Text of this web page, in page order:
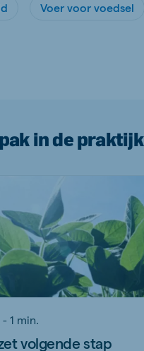
Voer voor voedsel
in de praktijk
1 min.
volgende stap